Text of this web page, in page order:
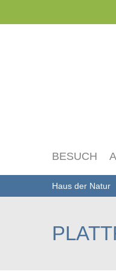
BESUCH
Haus der Natur